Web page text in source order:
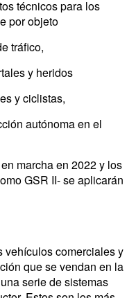
técnicos para los
por objeto
tráfico,
y heridos
y ciclistas,
autónoma en el
marcha en 2022 y los
GSR II- se aplicarán
vehículos comerciales y
que se vendan en la
serie de sistemas